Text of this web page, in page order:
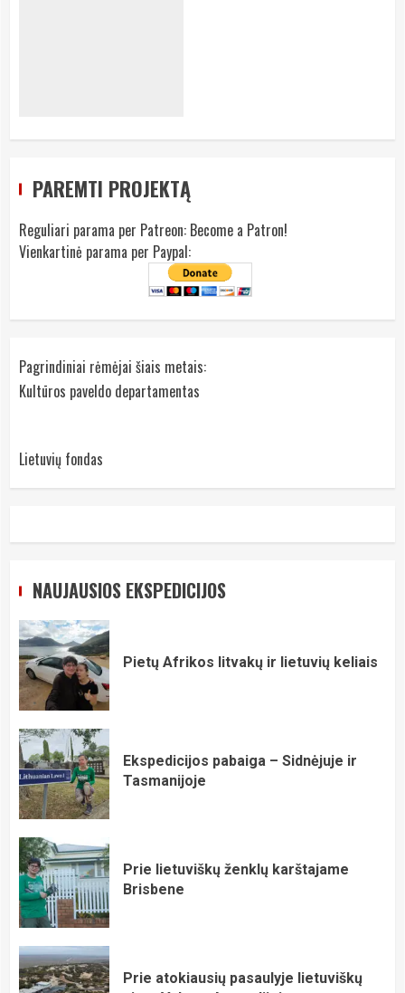
PAREMTI PROJEKTĄ
Reguliari parama per Patreon: Become a Patron!
Vienkartinė parama per Paypal:
Pagrindiniai rėmėjai šiais metais:
Kultūros paveldo departamentas
Lietuvių fondas
NAUJAUSIOS EKSPEDICIJOS
Pietų Afrikos litvakų ir lietuvių keliais
Ekspedicijos pabaiga – Sidnėjuje ir
Tasmanijoje
Prie lietuviškų ženklų karštajame
Brisbene
Prie atokiausių pasaulyje lietuviškų